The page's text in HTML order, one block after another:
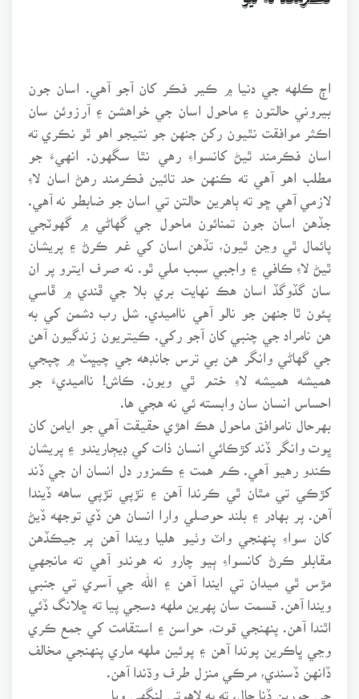
اڄ ڪلهه جي دنيا ۾ ڪير فڪر کان آجو آهي. اسان جون
بيروني حالتون ۽ ماحول اسان جي خواهشن ۽ آرزوئن سان
اڪثر موافقت نٿيون رکن جنهن جو نتيجو اهو ٿو نڪري ته
اسان فڪرمند ٿيڻ کانسواءِ رهي نٿا سگهون. انهيءَ جو
مطلب اهو آهي ته ڪنهن حد تائين فڪرمند رهڻ اسان لاءِ
لازمي آهي ڇو ته ٻاهرين حالتن تي اسان جو ضابطو نه آهي.
جڏهن اسان جون تمنائون ماحول جي گهاڻي ۾ گهوٽجي
پائمال ٿي وڃن ٿيون، تڏهن اسان کي غم ڪرڻ ۽ پريشان
ٿيڻ لاءِ ڪافي ۽ واجبي سبب ملي ٿو. نه صرف ايترو پر ان
سان گڏوگڏ اسان هڪ نهايت بري بلا جي ڦندي ۾ ڦاسي
پئون ٿا جنهن جو نالو آهي نااميدي. شل رب دشمن کي به
هن نامراد جي چنبي کان آجو رکي. ڪيتريون زندگيون آهن
جي گهاڻي وانگر هن بي ترس جانڊهه جي چيڀٽ ۾ چپجي
هميشه هميشه لاءِ ختم ٿي ويون. ڪاش! نااميديءَ جو
احساس انسان سان وابسته ئي نه هجي ها.
بهرحال ناموافق ماحول هڪ اهڙي حقيقت آهي جو ايامن کان
ڀوت وانگر ڏند کڙڪائي انسان ذات کي ڊيڄاريندو ۽ پريشان
ڪندو رهيو آهي. ڪم همت ۽ ڪمزور دل انسان ان جي ڏند
کڙڪي تي مٿان ٿي ڪرندا آهن ۽ تڙپي تڙپي ساهه ڏيندا
آهن. پر بهادر ۽ بلند حوصلي وارا انسان هن ڏي توجهه ڏيڻ
کان سواءِ پنهنجي واٽ وٺيو هليا ويندا آهن پر جيڪڏهن
مقابلو ڪرڻ کانسواءِ ٻيو چارو نه هوندو آهي ته مانجهي
مڙس ٿي ميدان تي ايندا آهن ۽ الله جي آسري تي جنبي
ويندا آهن. قسمت سان پهرين ملهه دسجي پيا ته ڇلانگ ڏئي
اٿندا آهن. پنهنجي قوت، حواسن ۽ استقامت کي جمع ڪري
وڃي ڀاڪرين پوندا آهن ۽ پوئين ملهه ماري پنهنجي مخالف
ڏانهن ڏسندي، مرڪي منزل طرف وڌندا آهن.
جي ڇورين ڏنا ڇال، ته به لاهوتي لنگهي ويا